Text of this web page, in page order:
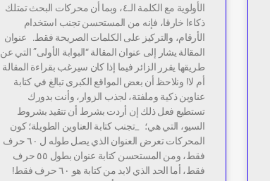
الأولوية مع الكلمة الـ٤، وبما أن محركات البحث تمتلك
ذكاءا خارقا، فإنه من المستحسن تجنب استخدام
الأرقام، والتركيز على الكلمات الصريحة فقط. عنوان
المقالة يشار إلى عنوان المقالة “البوابة الأولى” التي عن
طريقها يقرر الزائر فيما إذا كان سيرغب بقراءة المقالة
أم لا! ونلاحظ أن بعض المواقع الكبرى تبالغ في كتابة
عناوين ذكية وملفتة، لجذب الزوار، وأنت بدورك
تستطيع فعل ذلك إن أردت بشرط أن تتقيد بشروط
السيو، التي هي؛ _تجنب كتابة العناوين الطويلة؛ كون
المحركات تعرض العنوان الذي يصل طوله ل ٦٠ حرف
فقط، ومن المستحسن كتابة عنوان بطول ٥٥ حرف
فقط، أما الحد الذي لابد من كتابة هو ٦٠ حرف فقط!